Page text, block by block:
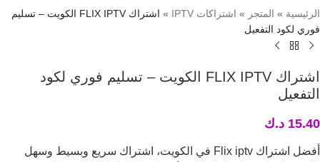
الرئيسية » المتجر » اشتراكات IPTV »
اشتراك FLIX IPTV الكويت – تسليم
فوري لكود التفعيل
اشتراك FLIX IPTV الكويت – تسليم فوري لكود
التفعيل
15.40 د.ك
أفضل اشتراك Flix iptv في الكويت، اشتراك سريع وبسيط وسهل